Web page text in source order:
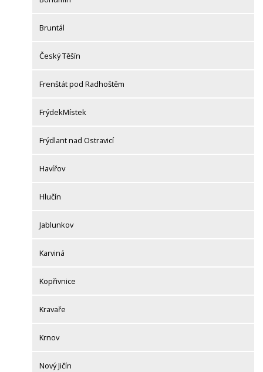
Bruntál
Český Těšín
Frenštát pod Radhoštěm
FrýdekMístek
Frýdlant nad Ostravicí
Havířov
Hlučín
Jablunkov
Karviná
Kopřivnice
Kravaře
Krnov
Nový Jičín